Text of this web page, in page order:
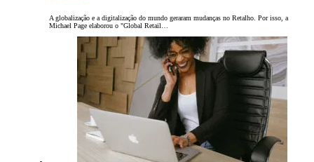
A globalização e a digitalização do mundo geraram mudanças no Retalho. Por isso, a
Michael Page elaborou o "Global Retail…